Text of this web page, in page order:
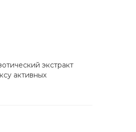
экстракт
активных